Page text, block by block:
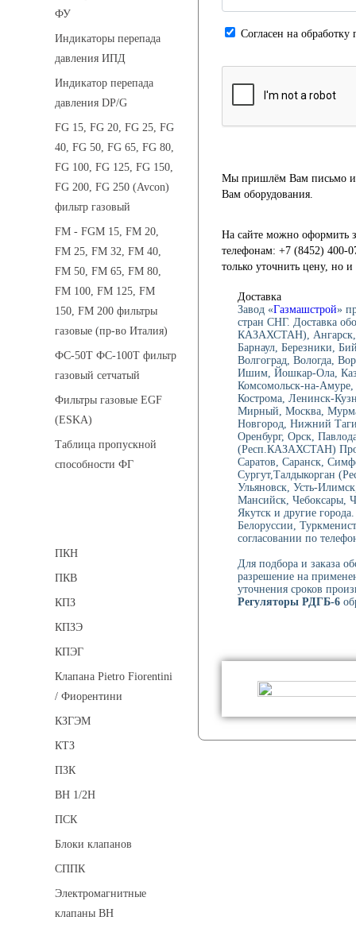
ФУ
Индикаторы перепада
давления ИПД
Индикатор перепада
давления DP/G
FG 15, FG 20, FG 25, FG
40, FG 50, FG 65, FG 80,
FG 100, FG 125, FG 150,
FG 200, FG 250 (Avcon)
фильтр газовый
FM - FGM 15, FM 20,
FM 25, FM 32, FM 40,
FM 50, FM 65, FM 80,
FM 100, FM 125, FM
150, FM 200 фильтры
газовые (пр-во Италия)
ФС-50Т ФС-100Т фильтр
газовый сетчатый
Фильтры газовые EGF
(ESKA)
Таблица пропускной
способности ФГ
ПКН
ПКВ
КПЗ
КПЗЭ
КПЭГ
Клапана Pietro Fiorentini
/ Фиорентини
КЗГЭМ
КТЗ
ПЗК
ВН 1/2Н
ПСК
Блоки клапанов
СППК
Электромагнитные
клапаны ВН
Cогласен на
Мы пришлём Вам письмо и
Вам оборудования.
На сайте можно оформить
телефонам: +7 (8452) 400-
только уточнить цену, но
Доставка
Завод «Газмашстрой»
стран СНГ. Доставка
КАЗАХСТАН), Ангарск,
Барнаул, Березники,
Волгоград, Вологда,
Ишим, Йошкар-Ола,
Комсомольск-на-
Кострома, Ленинск-
Мирный, Москва,
Новгород, Нижний
Оренбург, Орск,
(Респ.КАЗАХСТАН)
Саратов, Саранск,
Сургут,Талдыкорган
Ульяновск, Усть-
Мансийск, Чебоксары,
Якутск и другие
Белоруссии,
согласовании по
Для подбора и заказа
разрешение на
уточнения сроков
Регуляторы РДГБ-6